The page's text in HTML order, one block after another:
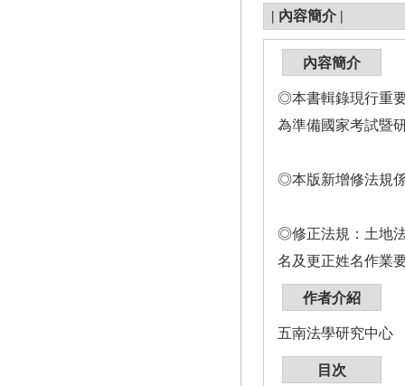
| 內容簡介 |
內容簡介
◎本書輯錄現行重
為準備國家考試暨
◎本版新增修法規
◎修正法規：土地法
名及更正姓名作業
作者介紹
五南法學研究中心
目次